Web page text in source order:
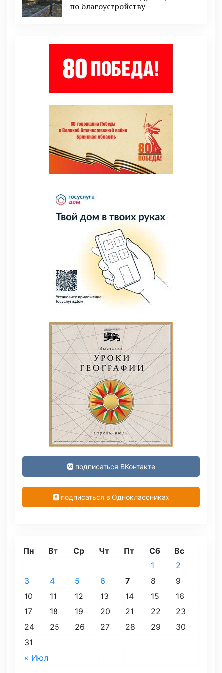
по благоустройству
подписаться ВКонтакте
подписаться в Одноклассниках
Пн Вт Ср Чт Пт Сб Вс
« Июл
1
2
3
4 5 6 7 8
9
10
11 12 13 14 15
16
17
18 19 20 21 22
23
24
25 26 27 28 29
30
31